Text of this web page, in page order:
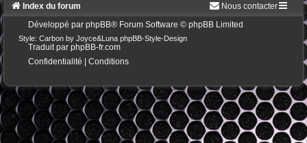
Index du forum
Nous contacter
Développé par phpBB® Forum Software © phpBB Limited
Style: Carbon by Joyce&LunaphpBB-Style-Design
Traduit par phpBB-fr.com
Confidentialité
Conditions